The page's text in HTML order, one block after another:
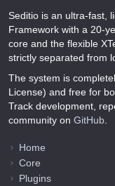
Seditio is an ultra-fast,
Framework with a 20-
core and the flexible
strictly separated from
The system is
License) and free for
Track development,
community on GitHub
Home
Core
Plugins